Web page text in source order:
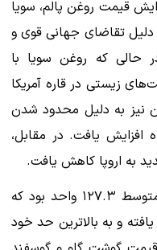
قیمت روغن پالم، سویا
دلیل تقاضای جهانی قوی و
حالی که روغن سویا با
زیستی در قاره آمریکا
نیز به دلیل محدود شدن
افزایش یافت. در مقابل،
به اروپا کاهش یافت.
شاخص قیمت گوشت فائو به طور متوسط ​​۱۲۷.۳ واحد بود که
و به بالاترین حد خود